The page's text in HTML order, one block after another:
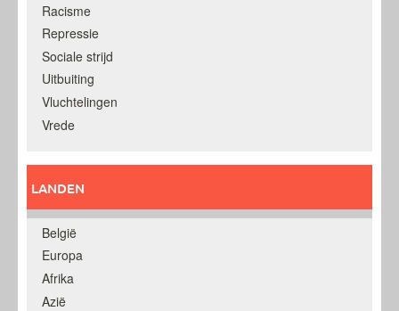
Racisme
Repressie
Sociale strijd
Uitbuiting
Vluchtelingen
Vrede
LANDEN
België
Europa
Afrika
Azië